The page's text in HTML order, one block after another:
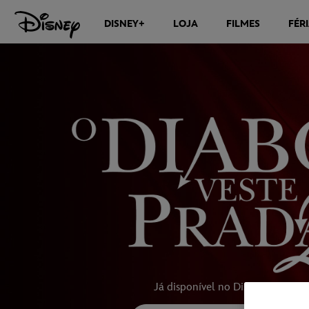
DISNEY+ LOJA FILMES
Já disponível no Disney+